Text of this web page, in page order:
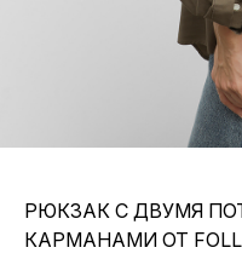
РЮКЗАК С ДВУМЯ
КАРМАНАМИ ОТ